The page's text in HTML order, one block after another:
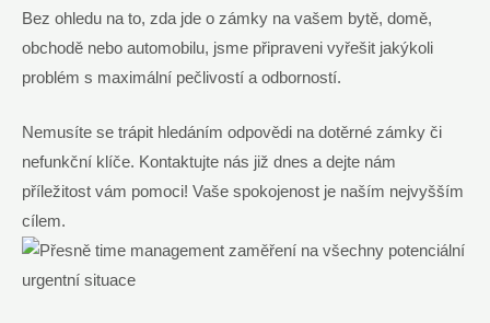
Bez ohledu na to, zda jde o zámky na vašem bytě, domě,
obchodě nebo automobilu, jsme připraveni vyřešit jakýkoli
problém s maximální pečlivostí a odborností.
Nemusíte se trápit hledáním odpovědi na dotěrné zámky či
nefunkční klíče. Kontaktujte nás již dnes a dejte nám
příležitost vám pomoci! Vaše spokojenost je naším nejvyšším
cílem.